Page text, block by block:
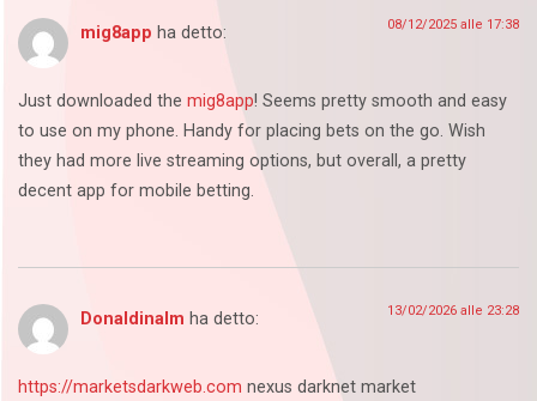
mig8app ha detto: 08/12/2025 alle 17:38
Just downloaded the mig8app! Seems pretty smooth and easy
to use on my phone. Handy for placing bets on the go. Wish
they had more live streaming options, but overall, a pretty
decent app for mobile betting.
Donaldinalm ha detto: 13/02/2026 alle 23:28
https://marketsdarkweb.com nexus darknet market